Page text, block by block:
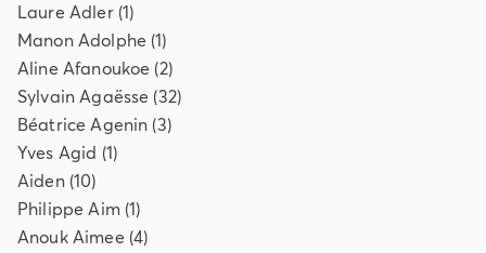
Laure Adler(1)
Manon Adolphe (1)
Aline Afanoukoe (2)
Sylvain Agaësse (32)
Béatrice Agenin (3)
Yves Agid (1)
Aiden(10)
Philippe Aim(1)
Anouk Aimee (4)